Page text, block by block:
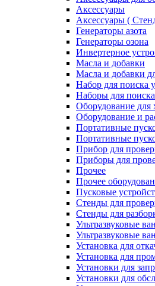
Аксессуары
Аксессуары (
Генераторы азота
Генераторы озона
Инвертерное
Масла и добавки
Масла и добавки
Набор для поиска
Наборы для
Оборудование для
Оборудование и
Портативные
Портативные
Прибор для
Приборы для
Прочее
Прочее
Пусковые
Стенды для
Стенды для
Ультразвуковые
Ультразвуковые
Установка для
Установка для
Установки для
Установки для